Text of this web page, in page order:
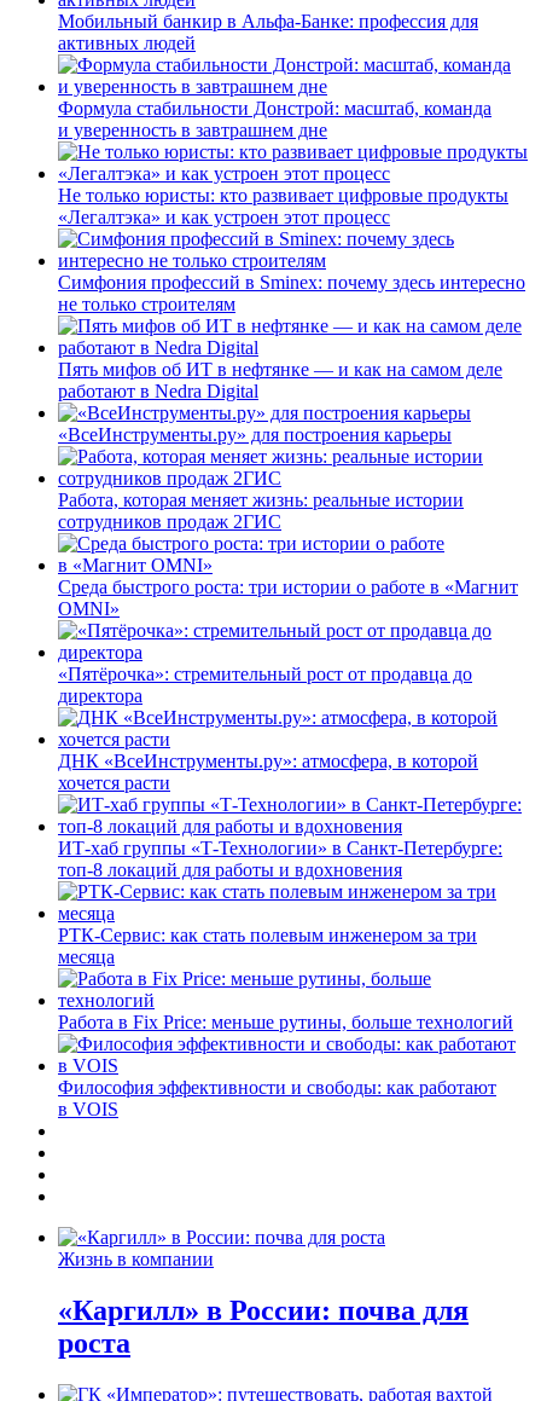
Мобильный банкир в Альфа-Банке: профессия для
активных людей
Формула стабильности Донстрой: масштаб, команда
и уверенность в завтрашнем дне
Не только юристы: кто развивает цифровые продукты
«Легалтэка» и как устроен этот процесс
Симфония профессий в Sminex: почему здесь интересно
не только строителям
Пять мифов об ИТ в нефтянке — и как на самом деле
работают в Nedra Digital
«ВсеИнструменты.ру» для построения карьеры
Работа, которая меняет жизнь: реальные истории
сотрудников продаж 2ГИС
Среда быстрого роста: три истории о работе в «Магнит
OMNI»
«Пятёрочка»: стремительный рост от продавца до
директора
ДНК «ВсеИнструменты.ру»: атмосфера, в которой
хочется расти
ИТ-хаб группы «Т-Технологии» в Санкт-Петербурге:
топ-8 локаций для работы и вдохновения
РТК-Сервис: как стать полевым инженером за три
месяца
Работа в Fix Price: меньше рутины, больше технологий
Философия эффективности и свободы: как работают
в VOIS
Жизнь в компании
«Каргилл» в России: почва для
роста